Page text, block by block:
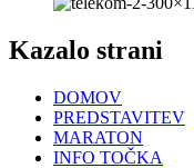
Kazalo strani
DOMOV
PREDSTAVITEV
MARATON
INFO TOČKA